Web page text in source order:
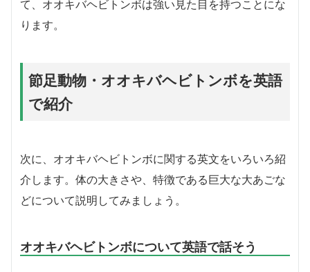
て、オオキバヘビトンボは強い見た目を持つことにな
ります。
節足動物・オオキバヘビトンボを英語
で紹介
次に、オオキバヘビトンボに関する英文をいろいろ紹
介します。体の大きさや、特徴である巨大な大あごな
どについて説明してみましょう。
オオキバヘビトンボについて英語で話そう